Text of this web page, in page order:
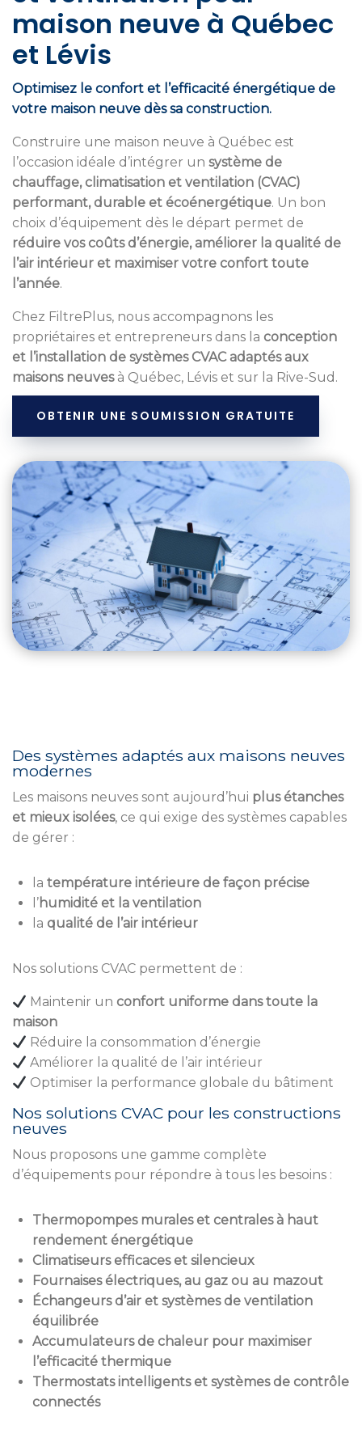
maison neuve à Québec
et Lévis
Optimisez le confort et l’efficacité énergétique de
votre maison neuve dès sa construction.
Construire une maison neuve à Québec est
l’occasion idéale d’intégrer un système de
chauffage, climatisation et ventilation (CVAC)
performant, durable et écoénergétique. Un bon
choix d’équipement dès le départ permet de
réduire vos coûts d’énergie, améliorer la qualité de
l’air intérieur et maximiser votre confort toute
l’année.
Chez FiltrePlus, nous accompagnons les
propriétaires et entrepreneurs dans la conception
et l’installation de systèmes CVAC adaptés aux
maisons neuvesà Québec, Lévis et sur la Rive-Sud.
OBTENIR UNE SOUMISSION GRATUITE
Des systèmes adaptés aux maisons neuves
modernes
Les maisons neuves sont aujourd’hui plus étanches
et mieux isolées, ce qui exige des systèmes capables
de gérer :
la température intérieure de façon précise
l’humidité et la ventilation
la qualité de l’air intérieur
Nos solutions CVAC permettent de :
Maintenir un confort uniforme dans toute la
maison
Réduire la consommation d’énergie
Améliorer la qualité de l’air intérieur
Optimiser la performance globale du bâtiment
Nos solutions CVAC pour les constructions
neuves
Nous proposons une gamme complète
d’équipements pour répondre à tous les besoins :
Thermopompes murales et centrales à haut
rendement énergétique
Climatiseurs efficaces et silencieux
Fournaises électriques, au gaz ou au mazout
Échangeurs d’air et systèmes de ventilation
équilibrée
Accumulateurs de chaleur pour maximiser
l’efficacité thermique
Thermostats intelligents et systèmes de contrôle
connectés